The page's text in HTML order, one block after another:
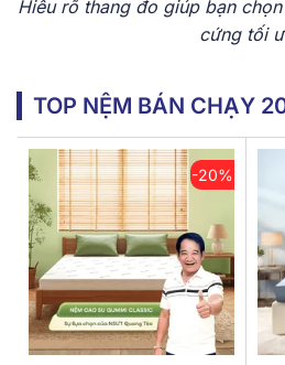
Hiểu rõ thang đo giúp bạn
cứng tối
TOP NỆM BÁN CHẠY
-20%